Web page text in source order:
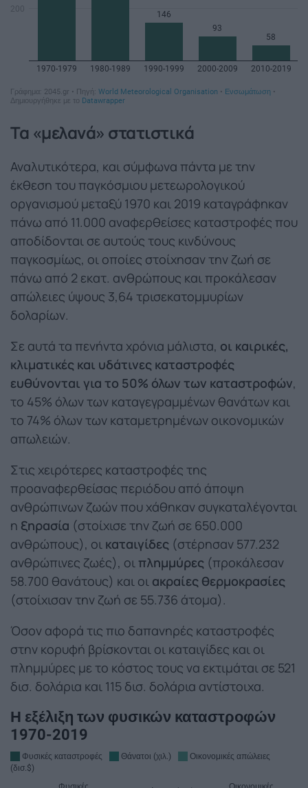
Τα «μελανά» στατιστικά
Αναλυτικότερα, και σύμφωνα πάντα με την
έκθεση του παγκόσμιου μετεωρολογικού
οργανισμού μεταξύ 1970 και 2019 καταγράφηκαν
πάνω από 11.000 αναφερθείσες καταστροφές που
αποδίδονται σε αυτούς τους κινδύνους
παγκοσμίως, οι οποίες στοίχησαν την ζωή σε
πάνω από 2 εκατ. ανθρώπους και προκάλεσαν
απώλειες ύψους 3,64 τρισεκατομμυρίων
δολαρίων.
Σε αυτά τα πενήντα χρόνια μάλιστα, οι καιρικές,
κλιματικές και υδάτινες καταστροφές
ευθύνονται για το 50% όλων των καταστροφών,
το 45% όλων των καταγεγραμμένων θανάτων και
το 74% όλων των καταμετρημένων οικονομικών
απωλειών.
Στις χειρότερες καταστροφές της
προαναφερθείσας περιόδου από άποψη
ανθρώπινων ζωών που χάθηκαν συγκαταλέγονται
η ξηρασία (στοίχισε την ζωή σε 650.000
ανθρώπους), οι καταιγίδες (στέρησαν 577.232
ανθρώπινες ζωές), οι πλημμύρες (προκάλεσαν
58.700 θανάτους) και οι ακραίες θερμοκρασίες
(στοίχισαν την ζωή σε 55.736 άτομα).
Όσον αφορά τις πιο δαπανηρές καταστροφές
στην κορυφή βρίσκονται οι καταιγίδες και οι
πλημμύρες με το κόστος τους να εκτιμάται σε 521
δισ. δολάρια και 115 δισ. δολάρια αντίστοιχα.